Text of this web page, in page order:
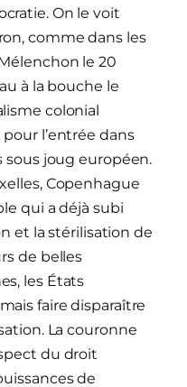
On le voit
comme dans les
le 20
à la bouche le
colonial
l’entrée dans
sous joug européen.
Copenhague
qui a déjà subi
et la stérilisation de
de belles
les États
faire disparaître
La couronne
du droit
de